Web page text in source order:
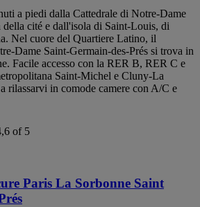
a piedi dalla Cattedrale di Notre-Dame
della cité e dall'isola di Saint-Louis, di
Nel cuore del Quartiere Latino, il
Dame Saint-Germain-des-Prés si trova in
Facile accesso con la RER B, RER C e
Saint-Michel e Cluny-La
rilassarvi in comode camere con A/C e
of 5
Paris La Sorbonne Saint